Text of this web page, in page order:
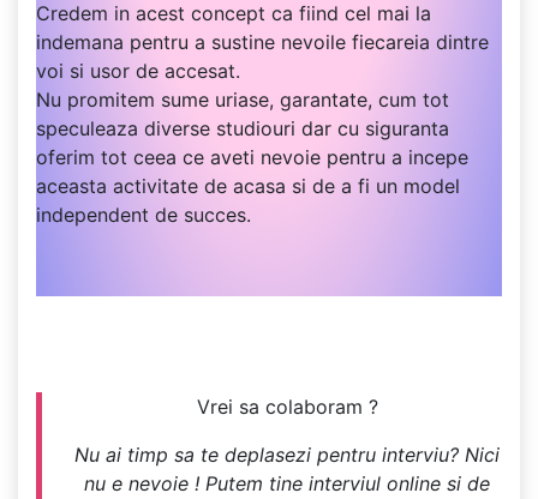
Credem in acest concept ca fiind cel mai la
indemana pentru a sustine nevoile fiecareia dintre
voi si usor de accesat.
Nu promitem sume uriase, garantate, cum tot
speculeaza diverse studiouri dar cu siguranta
oferim tot ceea ce aveti nevoie pentru a incepe
aceasta activitate de acasa si de a fi un model
independent de succes.
Vrei sa colaboram ?
Nu ai timp sa te deplasezi pentru interviu? Nici
nu e nevoie ! Putem tine interviul online si de